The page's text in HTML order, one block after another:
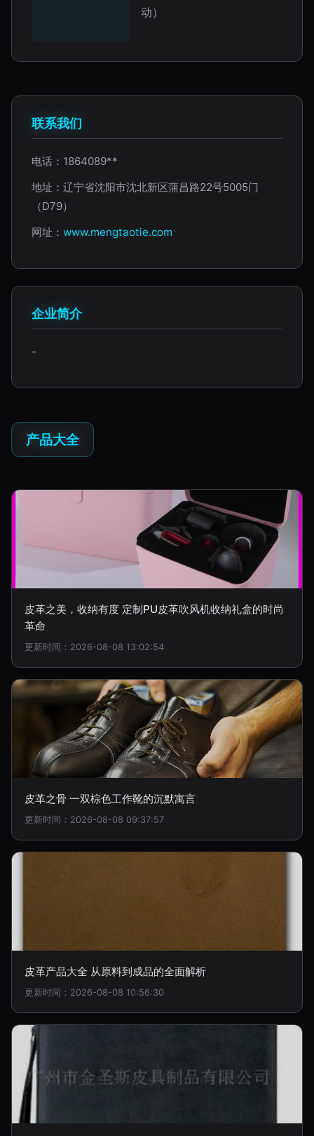
动）
联系我们
电话：1864089**
地址：辽宁省沈阳市沈北新区蒲昌路22号5005门
（D79）
网址： www.mengtaotie.com
企业简介
-
产品大全
皮革之美，收纳有度 定制PU皮革吹风机收纳礼盒的时尚
革命
更新时间：2026-08-08 13:02:54
皮革之骨 一双棕色工作靴的沉默寓言
更新时间：2026-08-08 09:37:57
皮革产品大全 从原料到成品的全面解析
更新时间：2026-08-08 10:56:30